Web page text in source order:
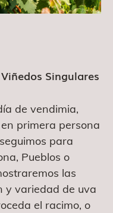
Singulares
de vendimia,
primera persona
para
Pueblos o
las
y variedad de uva
el racimo, o